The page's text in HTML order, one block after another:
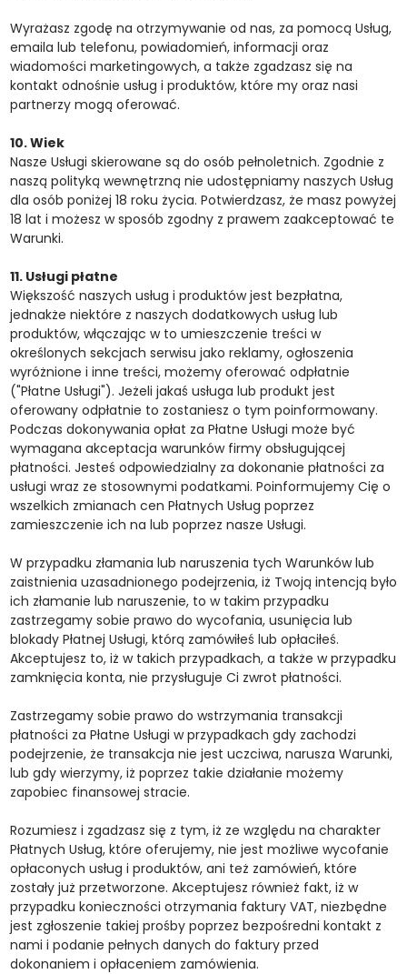
Wyrażasz zgodę na otrzymywanie od nas, za pomocą Usług,
emaila lub telefonu, powiadomień, informacji oraz
wiadomości marketingowych, a także zgadzasz się na
kontakt odnośnie usług i produktów, które my oraz nasi
partnerzy mogą oferować.
10. Wiek
Nasze Usługi skierowane są do osób pełnoletnich. Zgodnie z
naszą polityką wewnętrzną nie udostępniamy naszych Usług
dla osób poniżej 18 roku życia. Potwierdzasz, że masz powyżej
18 lat i możesz w sposób zgodny z prawem zaakceptować te
Warunki.
11. Usługi płatne
Większość naszych usług i produktów jest bezpłatna,
jednakże niektóre z naszych dodatkowych usług lub
produktów, włączając w to umieszczenie treści w
określonych sekcjach serwisu jako reklamy, ogłoszenia
wyróżnione i inne treści, możemy oferować odpłatnie
("Płatne Usługi"). Jeżeli jakaś usługa lub produkt jest
oferowany odpłatnie to zostaniesz o tym poinformowany.
Podczas dokonywania opłat za Płatne Usługi może być
wymagana akceptacja warunków firmy obsługującej
płatności. Jesteś odpowiedzialny za dokonanie płatności za
usługi wraz ze stosownymi podatkami. Poinformujemy Cię o
wszelkich zmianach cen Płatnych Usług poprzez
zamieszczenie ich na lub poprzez nasze Usługi.
W przypadku złamania lub naruszenia tych Warunków lub
zaistnienia uzasadnionego podejrzenia, iż Twoją intencją było
ich złamanie lub naruszenie, to w takim przypadku
zastrzegamy sobie prawo do wycofania, usunięcia lub
blokady Płatnej Usługi, którą zamówiłeś lub opłaciłeś.
Akceptujesz to, iż w takich przypadkach, a także w przypadku
zamknięcia konta, nie przysługuje Ci zwrot płatności.
Zastrzegamy sobie prawo do wstrzymania transakcji
płatności za Płatne Usługi w przypadkach gdy zachodzi
podejrzenie, że transakcja nie jest uczciwa, narusza Warunki,
lub gdy wierzymy, iż poprzez takie działanie możemy
zapobiec finansowej stracie.
Rozumiesz i zgadzasz się z tym, iż ze względu na charakter
Płatnych Usług, które oferujemy, nie jest możliwe wycofanie
opłaconych usług i produktów, ani też zamówień, które
zostały już przetworzone. Akceptujesz również fakt, iż w
przypadku konieczności otrzymania faktury VAT, niezbędne
jest zgłoszenie takiej prośby poprzez bezpośredni kontakt z
nami i podanie pełnych danych do faktury przed
dokonaniem i opłaceniem zamówienia.